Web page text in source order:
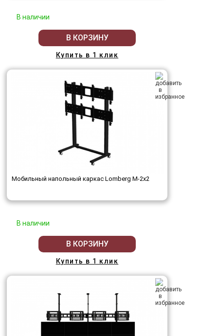
В наличии
В КОРЗИНУ
Купить в 1 клик
Мобильный напольный каркас Lomberg M-2х2
В наличии
В КОРЗИНУ
Купить в 1 клик